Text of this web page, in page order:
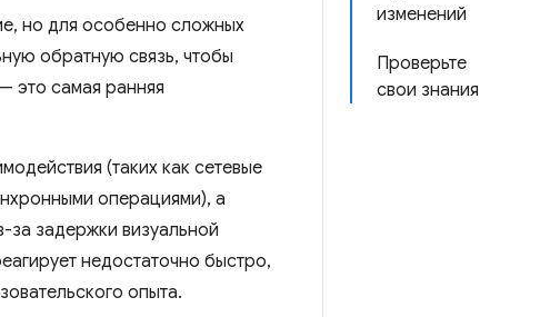
изменений
Проверьте
свои знания
но для особенно сложных
обратную связь, чтобы
это самая ранняя
(таких как сетевые
операциями), а
за задержки визуальной
недостаточно быстро,
опыта.